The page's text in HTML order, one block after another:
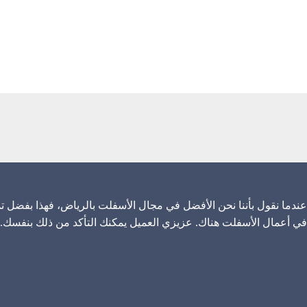
عندما نقول بأننا نحن الأفضل في مجال الأسفلت بالرياض، فهذا بفضل
في أعمال الأسفلت هناك. عزيزي العميل يمكنك التأكد من ذلك بنفسك.